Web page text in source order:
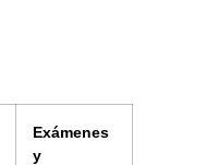
Exámenes
y